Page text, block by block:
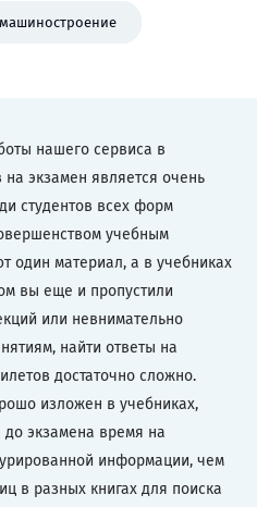
нашего сервиса в
на экзамен является очень
студентов всех форм
учебным
один материал, а в учебниках
вы еще и пропустили
или невнимательно
найти ответы на
достаточно сложно.
изложен в учебниках,
экзамена время на
информации, чем
в разных книгах для поиска